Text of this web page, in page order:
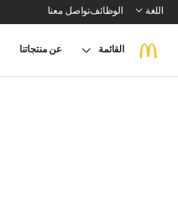
اللغة الوظائفتواصل معنا
القائمة عن منتجاتنا